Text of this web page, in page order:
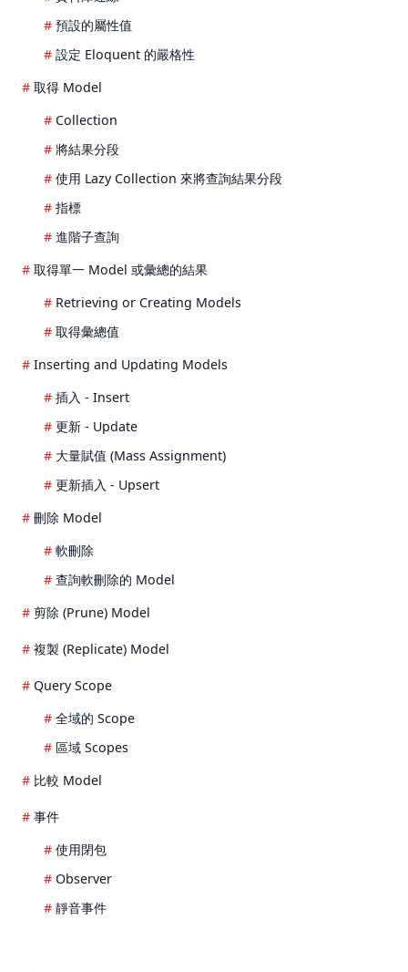
預設的屬性值
設定 Eloquent 的嚴格性
取得 Model
Collection
將結果分段
使用 Lazy Collection 來將查詢結果分段
指標
進階子查詢
取得單一 Model 或彙總的結果
Retrieving or Creating Models
取得彙總值
Inserting and Updating Models
插入 - Insert
更新 - Update
大量賦值 (Mass Assignment)
更新插入 - Upsert
刪除 Model
軟刪除
查詢軟刪除的 Model
剪除 (Prune) Model
複製 (Replicate) Model
Query Scope
全域的 Scope
區域 Scopes
比較 Model
事件
使用閉包
Observer
靜音事件